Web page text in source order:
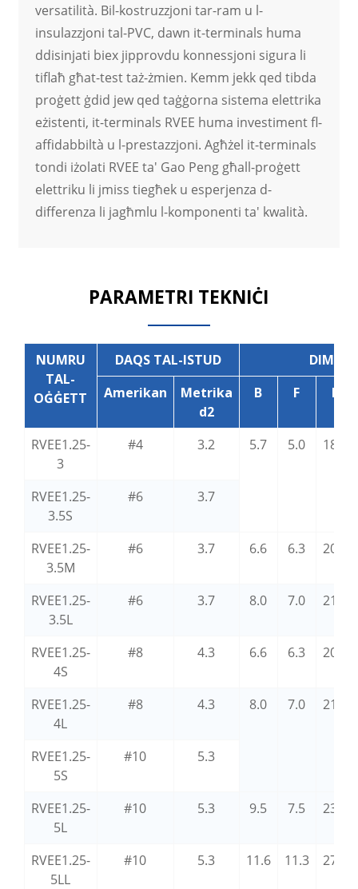
versatilità. Bil-kostruzzjoni tar-ram u l-
insulazzjoni tal-PVC, dawn it-terminals huma
ddisinjati biex jipprovdu konnessjoni sigura li
tiflaħ għat-test taż-żmien. Kemm jekk qed tibda
proġett ġdid jew qed taġġorna sistema elettrika
eżistenti, it-terminals RVEE huma investiment fl-
affidabbiltà u l-prestazzjoni. Agħżel it-terminals
tondi iżolati RVEE ta' Gao Peng għall-proġett
elettriku li jmiss tiegħek u esperjenza d-
differenza li jagħmlu l-komponenti ta' kwalità.
PARAMETRI TEKNIĊI
NUMRU
TAL-
OĠĠETT
DAQS TAL-ISTUD
Amerikan
Metrika
d2
B F L
RVEE1.25-
3
#4 3.2 5.7 5.0 18.7
RVEE1.25-
3.5S
#6 3.7
RVEE1.25-
3.5M
#6 3.7 6.6 6.3 20.4
RVEE1.25-
3.5L
#6 3.7 8.0 7.0 21.7
RVEE1.25-
4S
#8 4.3 6.6 6.3 20.4
RVEE1.25-
4L
#8 4.3 8.0 7.0 21.7
RVEE1.25-
5S
#10 5.3
RVEE1.25-
5L
#10 5.3 9.5 7.5 23.0
RVEE1.25-
5LL
#10 5.3 11.6 11.3 27.7